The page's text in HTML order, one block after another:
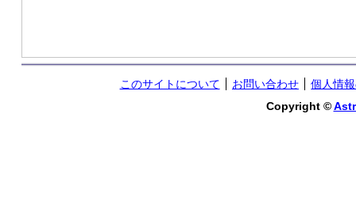
このサイトについて お問い合わせ
個人情
Copyright ©